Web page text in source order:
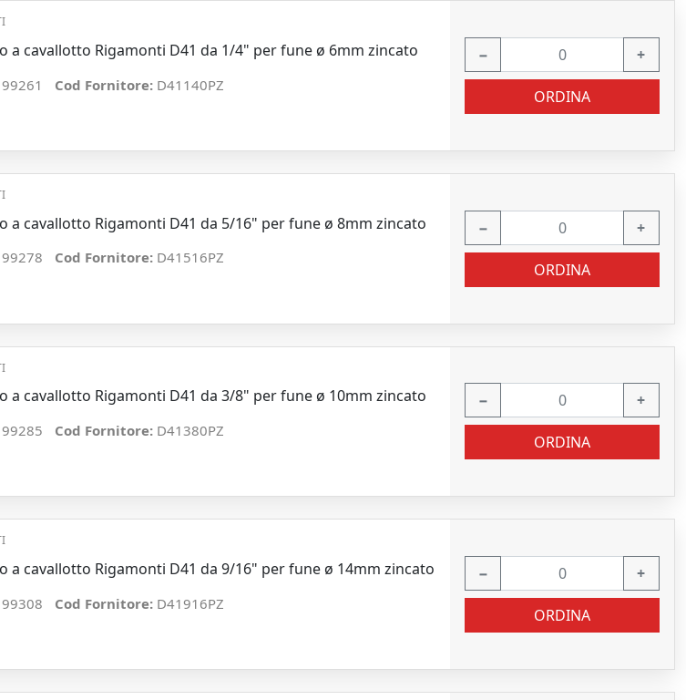
a cavallotto Rigamonti D41 da 1/4" per fune ø 6mm zincato
Cod Fornitore: D41140PZ
− +
ORDINA
a cavallotto Rigamonti D41 da 5/16" per fune ø 8mm zincato
Cod Fornitore: D41516PZ
− +
ORDINA
a cavallotto Rigamonti D41 da 3/8" per fune ø 10mm zincato
Cod Fornitore: D41380PZ
− +
ORDINA
a cavallotto Rigamonti D41 da 9/16" per fune ø 14mm zincato
Cod Fornitore: D41916PZ
− +
ORDINA